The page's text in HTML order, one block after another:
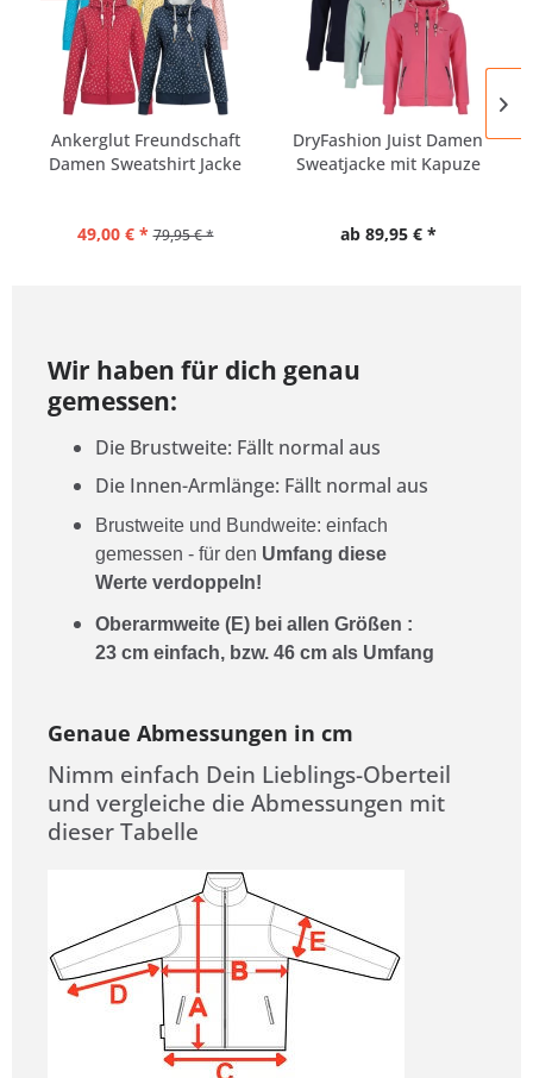
Ankerglut Freundschaft
Damen Sweatshirt Jacke
49,00 € * 79,95 € *
DryFashion Juist Damen
Sweatjacke mit Kapuze
ab 89,95 € *
Wir haben für dich genau
gemessen:
Die Brustweite: Fällt normal aus
Die Innen-Armlänge: Fällt normal aus
Brustweite und Bundweite: einfach
gemessen - für den Umfang diese
Werte verdoppeln!
Oberarmweite (E) bei allen Größen :
23 cm einfach, bzw. 46 cm als Umfang
Genaue Abmessungen in cm
Nimm einfach Dein Lieblings-Oberteil
und vergleiche die Abmessungen mit
dieser Tabelle